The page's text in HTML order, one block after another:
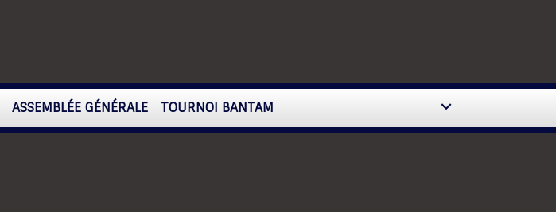
ASSEMBLÉE GÉNÉRALE TOURNOI BANTAM